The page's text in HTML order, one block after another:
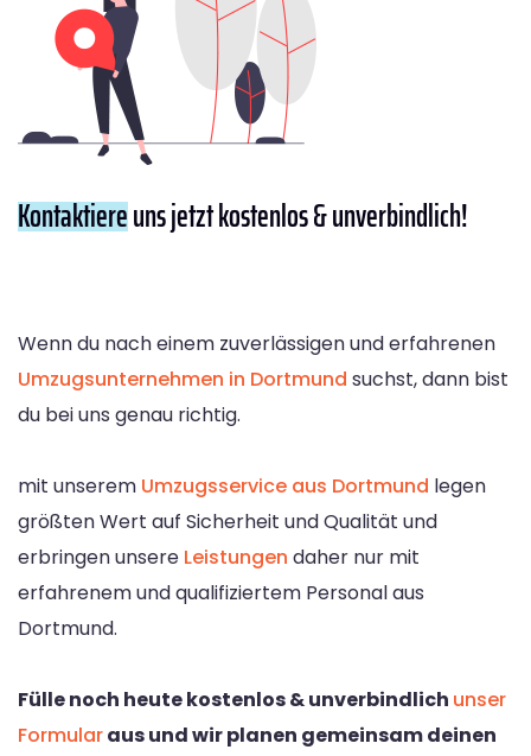
Kontaktiereuns jetzt kostenlos & unverbindlich!
Wenn du nach einem zuverlässigen und erfahrenen
Umzugsunternehmen in Dortmund suchst, dann bist
du bei uns genau richtig.
mit unserem Umzugsservice aus Dortmund legen
größten Wert auf Sicherheit und Qualität und
erbringen unsere Leistungen daher nur mit
erfahrenem und qualifiziertem Personal aus
Dortmund.
Fülle noch heute kostenlos & unverbindlich unser
Formularaus und wir planen gemeinsam deinen